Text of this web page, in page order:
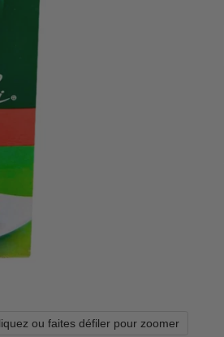
ou faites défiler pour zoomer